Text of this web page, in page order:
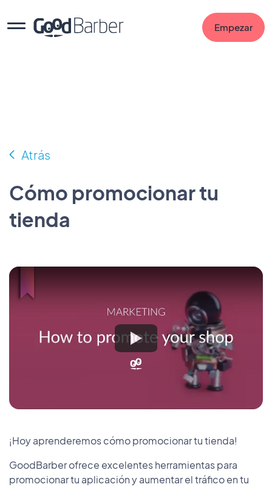
Empezar
Atrás
Cómo promocionar tu
tienda
¡Hoy aprenderemos cómo promocionar tu tienda!
GoodBarber ofrece excelentes herramientas para
promocionar tu aplicación y aumentar el tráfico en tu